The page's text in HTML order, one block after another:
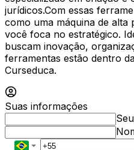
jurídicos.Com essas
como uma máquina de
você foca no estratégico.
buscam inovação,
ferramentas estão dentro
Curseduca.
Suas informações